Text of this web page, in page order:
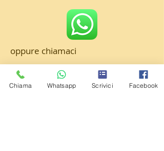
oppure chiamaci
Chiama Whatsapp Scrivici Facebook